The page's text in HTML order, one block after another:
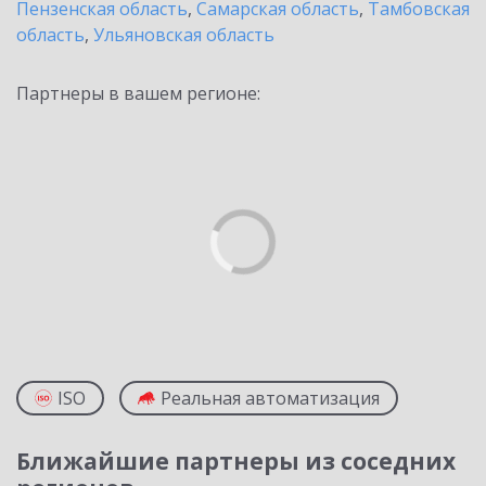
Пензенская область, Самарская область, Тамбовская
область, Ульяновская область
Партнеры в вашем регионе:
ISO Реальная автоматизация
Ближайшие партнеры из соседних